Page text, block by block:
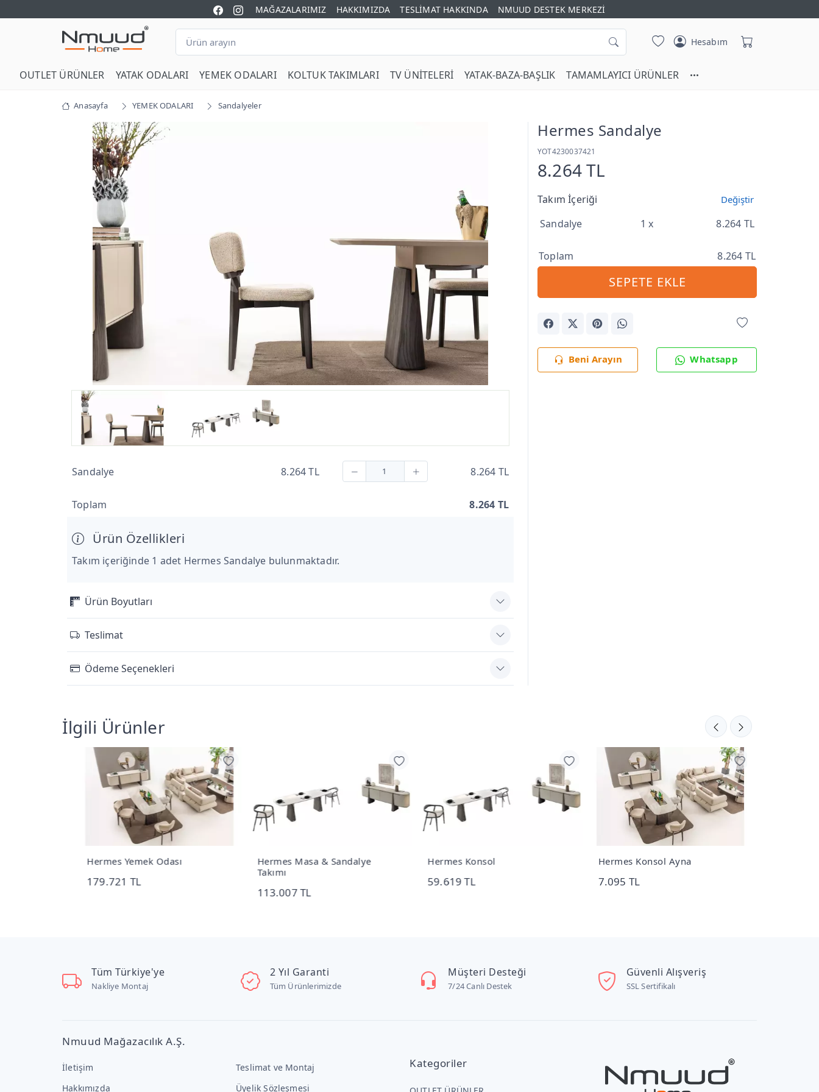
MAĞAZALARIMIZ HAKKIMIZDA TESLİMAT HAKKINDA NMUUD DESTEK MERKEZİ
Hesabım
OUTLET ÜRÜNLER YATAK ODALARI YEMEK ODALARI KOLTUK TAKIMLARI TV ÜNİTELERİ YATAK-BAZA-BAŞLIK TAMAMLAYICI ÜRÜNLER
Anasayfa YEMEK ODALARI Sandalyeler
Hermes Sandalye
YOT4230037421
8.264 TL
Takım İçeriği Değiştir
Sandalye 1 x 8.264 TL
Toplam 8.264 TL
SEPETE EKLE
Beni Arayın Whatsapp
Sandalye 8.264 TL 8.264 TL
Toplam 8.264 TL
Ürün Özellikleri
Takım içeriğinde 1 adet Hermes Sandalye bulunmaktadır.
Ürün Boyutları
Teslimat
Ödeme Seçenekleri
İlgili Ürünler
Hermes Yemek Odası
179.721 TL
Hermes Masa & Sandalye
Takımı
113.007 TL
Hermes Konsol
59.619 TL
Hermes Konsol Ayna
7.095 TL
Tüm Türkiye'ye
Nakliye Montaj
2 Yıl Garanti
Tüm Ürünlerimizde
Müşteri Desteği
7/24 Canlı Destek
Güvenli Alışveriş
SSL Sertifikalı
Nmuud Mağazacılık A.Ş.
İletişim
Hakkımızda
Teslimat ve Montaj
Üyelik Sözleşmesi
Kategoriler